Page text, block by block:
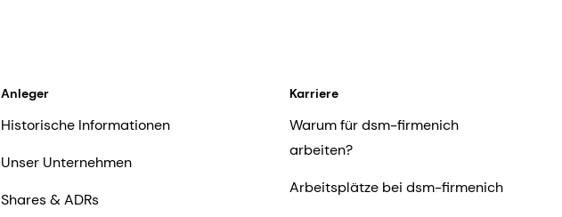
Anleger
Historische Informationen
Unser Unternehmen
Shares & ADRs
Karriere
Warum für dsm-firmenich
arbeiten?
Arbeitsplätze bei dsm-firmenich